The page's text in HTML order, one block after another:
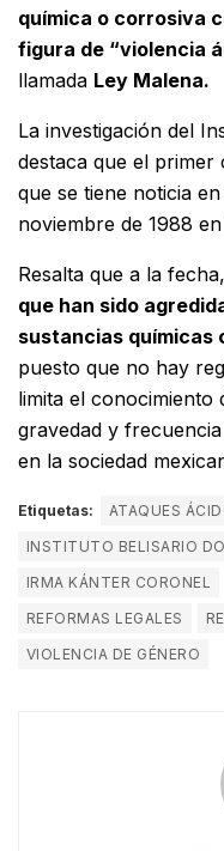
química o corrosiva
figura de “violencia
llamada Ley Malena.
La investigación del
destaca que el primer
que se tiene noticia
noviembre de 1988
Resalta que a la
que han sido
sustancias químicas
puesto que no hay
limita el conocimiento
gravedad y
en la sociedad
Etiquetas: ATAQUES
INSTITUTO BELISARIO
IRMA KÁNTER CORONEL
REFORMAS LEGALES
VIOLENCIA DE GÉNERO